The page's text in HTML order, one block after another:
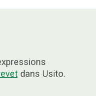
dans Usito.